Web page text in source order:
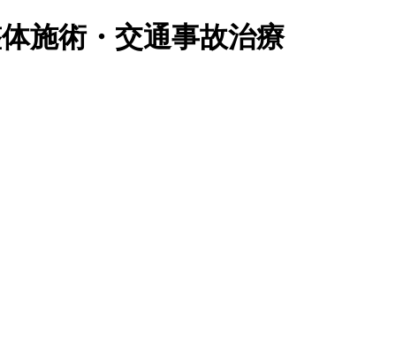
施術・交通事故治療